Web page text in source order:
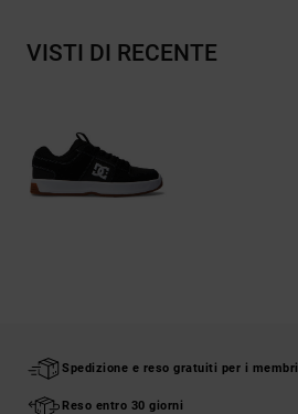
VISTI DI RECENTE
Spedizione e reso gratuiti per i membri
Reso entro 30 giorni